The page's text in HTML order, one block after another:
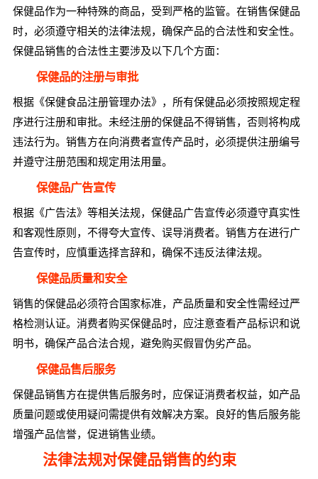
保健品作为一种特殊的商品，受到严格的监管。在销售保健品
时，必须遵守相关的法律法规，确保产品的合法性和安全性。
保健品销售的合法性主要涉及以下几个方面：
保健品的注册与审批
根据《保健食品注册管理办法》，所有保健品必须按照规定程
序进行注册和审批。未经注册的保健品不得销售，否则将构成
违法行为。销售方在向消费者宣传产品时，必须提供注册编号
并遵守注册范围和规定用法用量。
保健品广告宣传
根据《广告法》等相关法规，保健品广告宣传必须遵守真实性
和客观性原则，不得夸大宣传、误导消费者。销售方在进行广
告宣传时，应慎重选择言辞和，确保不违反法律法规。
保健品质量和安全
销售的保健品必须符合国家标准，产品质量和安全性需经过严
格检测认证。消费者购买保健品时，应注意查看产品标识和说
明书，确保产品合法合规，避免购买假冒伪劣产品。
保健品售后服务
保健品销售方在提供售后服务时，应保证消费者权益，如产品
质量问题或使用疑问需提供有效解决方案。良好的售后服务能
增强产品信誉，促进销售业绩。
法律法规对保健品销售的约束